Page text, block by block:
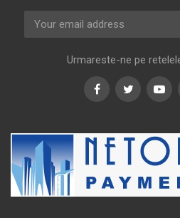
Urmareste-ne pe
FacebookTwitter